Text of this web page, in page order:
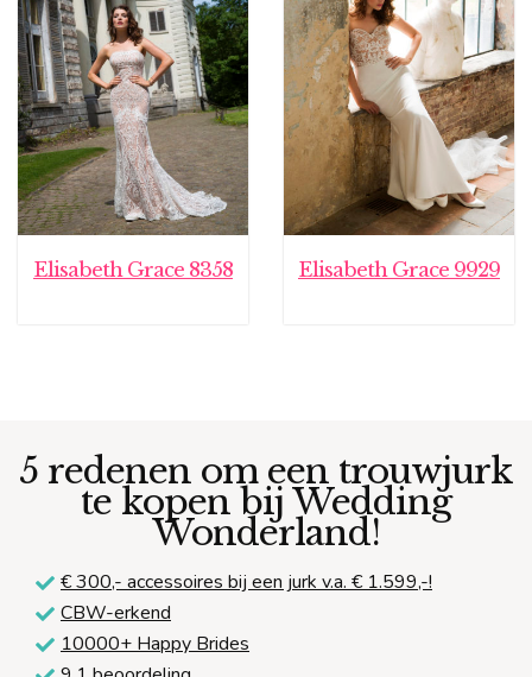
Elisabeth Grace 8358 Elisabeth Grace 9929
5 redenen om een trouwjurk
te kopen bij Wedding
Wonderland!
€ 300,- accessoires bij een jurk v.a. € 1.599,-!
CBW-erkend
10000+ Happy Brides